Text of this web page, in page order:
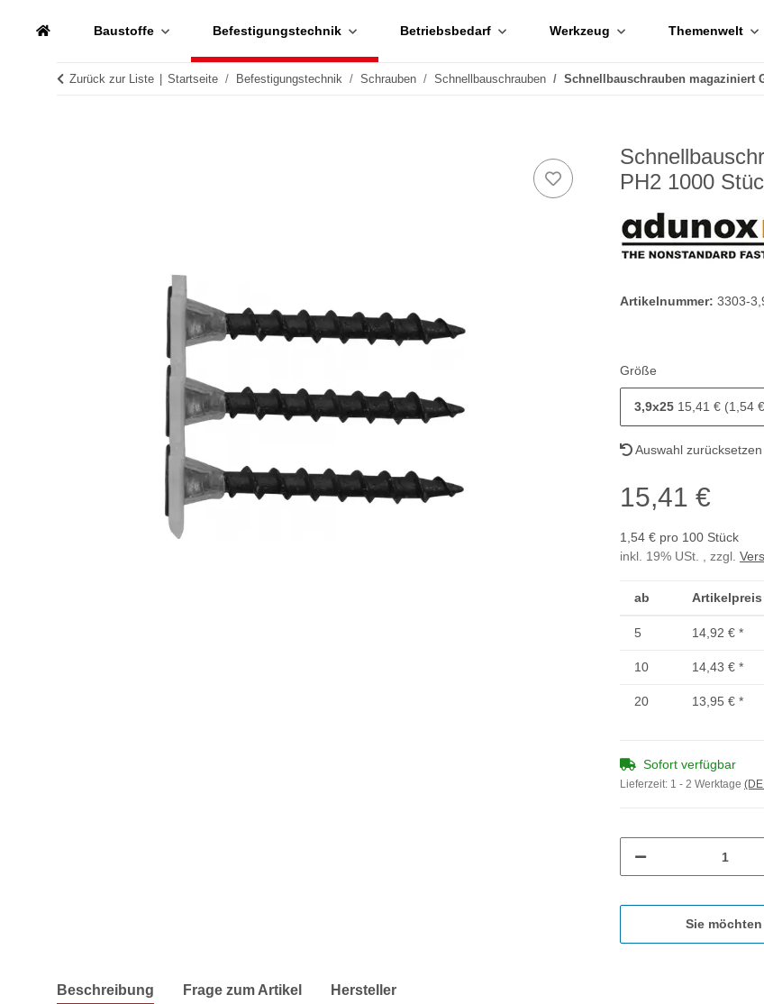
Baustoffe Befestigungstechnik Betriebsbedarf Werkzeug Themenwelt
Zurück zur Liste Startseite Befestigungstechnik Schrauben Schnellbauschrauben Schnellbauschrauben magaziniert
PH2 1000
Artikelnummer: 3303-
Größe
3,9x25 15,41 € (1,54
Auswahl zurücksetzen
15,41 €
1,54 € pro 100 Stück
inkl. 19% USt. , zzgl.
ab Artikelpreis
5 14,92 € *
10 14,43 € *
20 13,95 € *
Sofort verfügbar
Lieferzeit: 1 - 2 Werktage
Sie
Beschreibung Frage zum Artikel Hersteller